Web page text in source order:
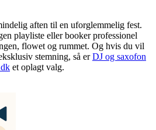
aften til en uforglemmelig fest.
playliste eller booker professionel
flowet og rummet. Og hvis du vil
stemning, så erDJ og saxofon
et oplagt valg.